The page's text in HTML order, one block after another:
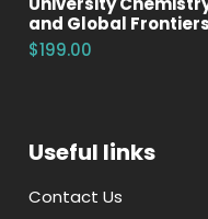
and Global Frontiers
$199.00
Useful links
Contact Us